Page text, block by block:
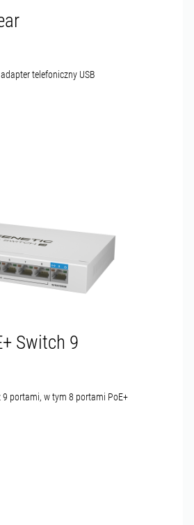
telefoniczny USB
Switch 9
9 portami, w tym 8 portami PoE+